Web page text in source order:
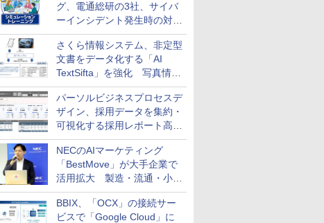
グ、電通総研の3社、サイバ
ーインシデント発生時の対応
と危機管理広報を一体的に訓
練するプログラムを提供
さくら情報システム、非定型
文書をデータ化する「AI
TextSifta」を強化 写真情報
のデータ化などに対応
パーソルビジネスプロセスデ
ザイン、採用データを集約・
可視化する採用レポート高速
化サービスを提供
NECのAIマーケティング
「BestMove」が大手企業で
活用拡大 製造・流通・小売
企業・広告代理店などが実装
フェーズへ
BBIX、「OCX」の接続サー
ビスで「Google Cloud」に